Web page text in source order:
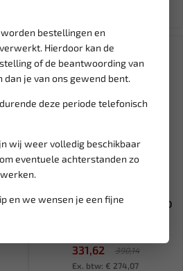
bestellingen en
Hierdoor kan de
of de beantwoording van
je van ons gewend bent.
deze periode telefonisch
wij weer volledig beschikbaar
eventuele achterstanden zo
en we wensen je een fijne
SALE!
BGS Timingset VAG 2.5 / 4.9 D
331,62
390,14
Ex. btw: € 274,07